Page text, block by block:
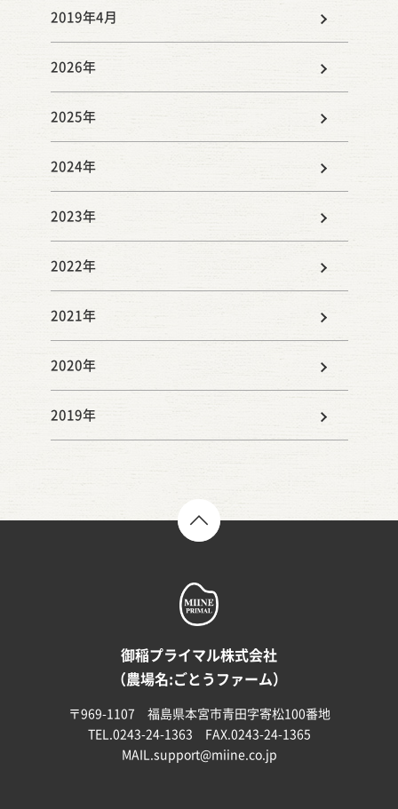
2019年4月
2026年
2025年
2024年
2023年
2022年
2021年
2020年
2019年
御稲プライマル株式会社
（農場名:ごとうファーム）
〒969-1107 福島県本宮市青田字寄松100番地
TEL.0243-24-1363 FAX.0243-24-1365
MAIL. support@miine.co.jp